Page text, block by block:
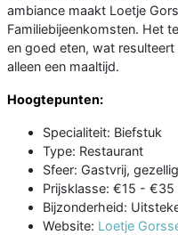
ambiance maakt Loetje
Familiebijeenkomsten. Het
en goed eten, wat
alleen een maaltijd.
Hoogtepunten:
Specialiteit: Biefstuk
Type: Restaurant
Sfeer: Gastvrij,
Prijsklasse: €15 - €35
Bijzonderheid:
Website: Loetje